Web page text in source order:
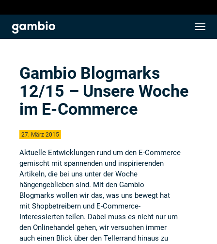
Gambio Blogmarks
12/15 – Unsere Woche
im E-Commerce
27. März 2015
Aktuelle Entwicklungen rund um den E-Commerce
gemischt mit spannenden und inspirierenden
Artikeln, die bei uns unter der Woche
hängengeblieben sind. Mit den Gambio
Blogmarks wollen wir das, was uns bewegt hat
mit Shopbetreibern und E-Commerce-
Interessierten teilen. Dabei muss es nicht nur um
den Onlinehandel gehen, wir versuchen immer
auch einen Blick über den Tellerrand hinaus zu